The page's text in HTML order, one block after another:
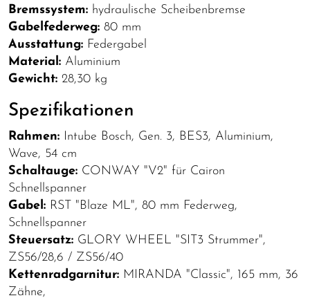
Bremssystem: hydraulische Scheibenbremse
Gabelfederweg: 80 mm
Ausstattung: Federgabel
Material: Aluminium
Gewicht: 28,30 kg
Spezifikationen
Rahmen: Intube Bosch, Gen. 3, BES3, Aluminium,
Wave, 54 cm
Schaltauge: CONWAY "V2" für Cairon
Schnellspanner
Gabel: RST "Blaze ML", 80 mm Federweg,
Schnellspanner
Steuersatz: GLORY WHEEL "SIT3 Strummer",
ZS56/28,6 / ZS56/40
Kettenradgarnitur: MIRANDA "Classic", 165 mm, 36
Zähne,